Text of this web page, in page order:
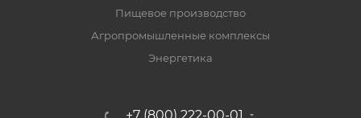
Пищевое производство
Агропромышленные комплексы
Энергетика